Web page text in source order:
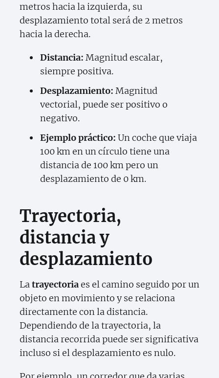
metros hacia la izquierda, su
desplazamiento total será de 2 metros
hacia la derecha.
Distancia: Magnitud escalar,
siempre positiva.
Desplazamiento: Magnitud
vectorial, puede ser positivo o
negativo.
Ejemplo práctico: Un coche que viaja
100 km en un círculo tiene una
distancia de 100 km pero un
desplazamiento de 0 km.
Trayectoria,
distancia y
desplazamiento
Latrayectoriaes el camino seguido por un
objeto en movimiento y se relaciona
directamente con la distancia.
Dependiendo de la trayectoria, la
distancia recorrida puede ser significativa
incluso si el desplazamiento es nulo.